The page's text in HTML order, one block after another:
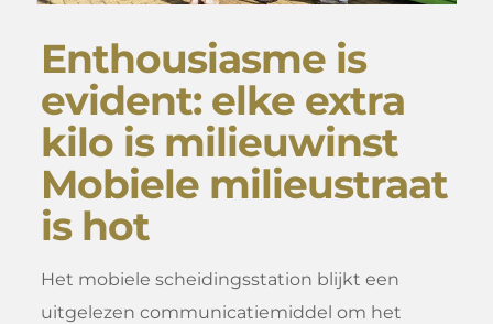
Enthousiasme is
evident: elke extra
kilo is milieuwinst
Mobiele milieustraat
is hot
Het mobiele scheidingsstation blijkt een
uitgelezen communicatiemiddel om het